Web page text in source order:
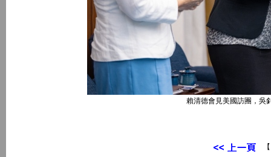
賴清德會見美國訪團，吳